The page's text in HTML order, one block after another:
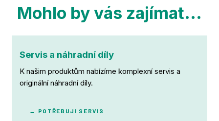
Mohlo by vás zajímat...
Servis a náhradní díly
K našim produktům nabízíme komplexní servis a
originální náhradní díly.
→ POTŘEBUJI SERVIS